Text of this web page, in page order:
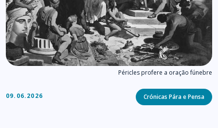
Péricles profere a oração fúnebre
09.06.2026 Categories
Crónicas Pára e Pensa